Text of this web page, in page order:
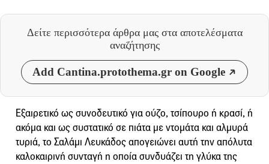
Δείτε περισσότερα άρθρα μας στα αποτελέσματα
αναζήτησης
Add Cantina.protothema.gr on Google
Εξαιρετικό ως συνοδευτικό για ούζο, τσίπουρο ή κρασί, ή
ακόμα και ως συστατικό σε πιάτα με ντομάτα και αλμυρά
τυριά, το Σαλάμι Λευκάδος απογειώνει αυτή την απόλυτα
καλοκαιρινή συνταγή η οποία συνδυάζει τη γλύκα της